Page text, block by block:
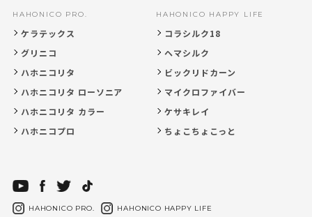
HAHONICO PRO.
ケラテックス
グリニコ
ハホニコリタ
ハホニコリタ ローソニア
ハホニコリタ カラー
ハホニコプロ
HAHONICO HAPPY LIFE
コラシルク18
ヘマシルク
ビックリドカーン
マイクロファイバー
ケサキレイ
ちょこちょこっと
HAHONICO PRO. HAHONICO HAPPY LIFE